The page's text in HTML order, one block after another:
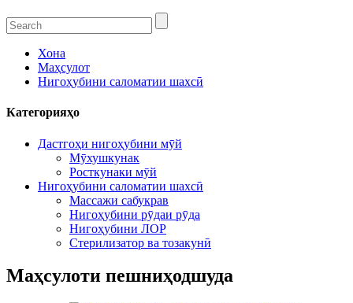
Хона
Маҳсулот
Нигоҳубини саломатии шахсӣ
Категорияҳо
Дастгоҳи нигоҳубини мӯй
Мӯхушкунак
Росткунаки мӯй
Нигоҳубини саломатии шахсӣ
Массажи сабукрав
Нигоҳубини рӯдаи рӯда
Нигоҳубини ЛОР
Стерилизатор ва тозакунӣ
Маҳсулоти пешниҳодшуда